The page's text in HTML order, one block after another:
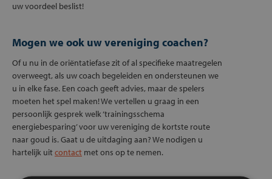
uw voordeel beslist!
Mogen we ook uw vereniging coachen?
Of u nu in de oriëntatiefase zit of al specifieke maatregelen
overweegt, als uw coach begeleiden en ondersteunen we
u in elke fase. Een coach geeft advies, maar de spelers
moeten het spel maken! We vertellen u graag in een
persoonlijk gesprek welk ‘trainingsschema
energiebesparing’ voor uw vereniging de kortste route
naar goud is. Gaat u de uitdaging aan? We nodigen u
hartelijk uitcontact met ons op te nemen.